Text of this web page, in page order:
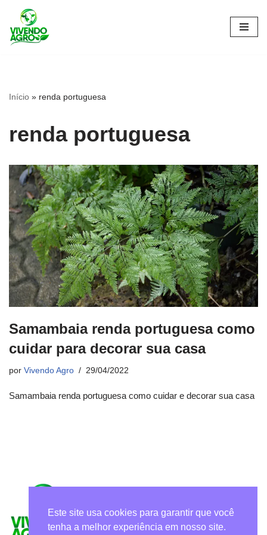
Pular
para
Início » renda portuguesa
renda portuguesa
Samambaia renda portuguesa como
cuidar para decorar sua casa
por Vivendo Agro 29/04/2022
Samambaia renda portuguesa como cuidar e decorar sua casa
Este site usa cookies para garantir que você
tenha a melhor experiência em nosso site.